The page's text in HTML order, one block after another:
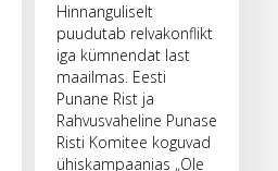
Hinnanguliselt
puudutab relvakonflikt
iga kümnendat last
maailmas. Eesti
Punane Rist ja
Rahvusvaheline Punase
Risti Komitee koguvad
ühiskampaanias „Ole